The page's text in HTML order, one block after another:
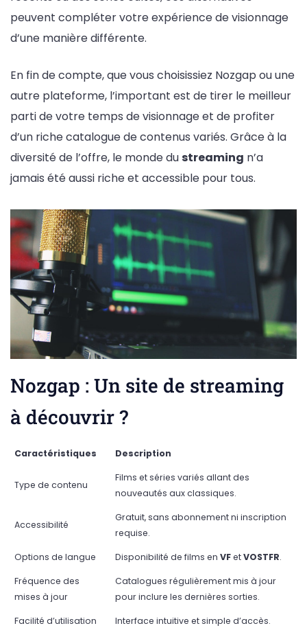
peuvent compléter votre expérience de visionnage
d’une manière différente.
En fin de compte, que vous choisissiez Nozgap ou une
autre plateforme, l’important est de tirer le meilleur
parti de votre temps de visionnage et de profiter
d’un riche catalogue de contenus variés. Grâce à la
diversité de l’offre, le monde du streaming n’a
jamais été aussi riche et accessible pour tous.
Nozgap : Un site de streaming
à découvrir ?
Caractéristiques Description
Type de contenu
Films et séries variés allant des
nouveautés aux classiques.
Accessibilité
Gratuit, sans abonnement ni inscription
requise.
Options de langue Disponibilité de films enVFetVOSTFR.
Fréquence des
mises à jour
Catalogues régulièrement mis à jour
pour inclure les dernières sorties.
Facilité d’utilisation Interface intuitive et simple d’accès.